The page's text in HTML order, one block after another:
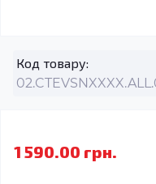
Код товару:
1 590.00 грн.